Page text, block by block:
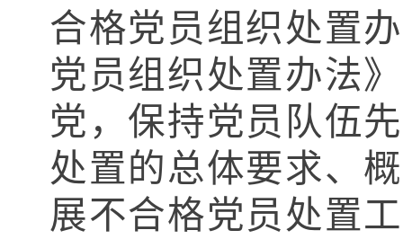
合格党员组织处置
党员组织处置办法》
党，保持党员队伍
处置的总体要求、
展不合格党员处置